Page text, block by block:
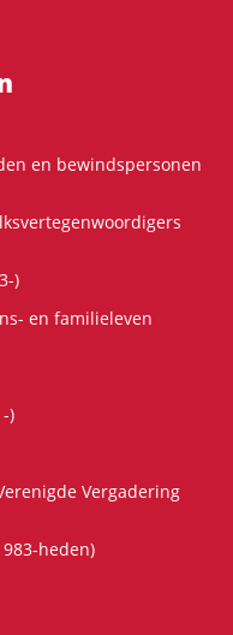
en bewindspersonen
)
en familieleven
)
Vergadering
heden)